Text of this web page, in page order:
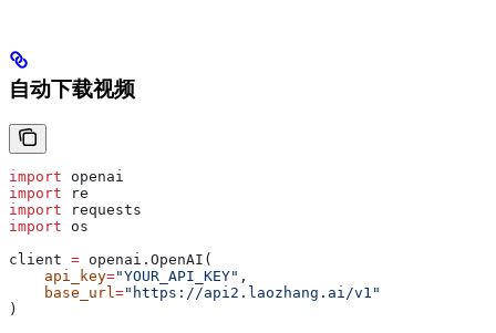
自动下载视频
import openai
import re
import requests
import os
client = openai.OpenAI(
    api_key
="YOUR_API_KEY" ,
    base_url
="https://api2.laozhang.ai/v1"
)